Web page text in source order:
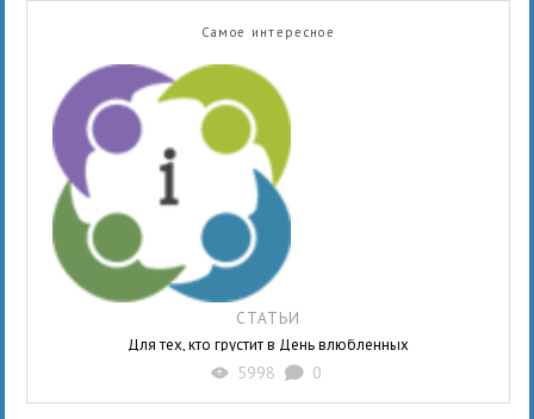
Самое интересное
СТАТЬИ
Для тех, кто грустит в День влюбленных
X 5998 K 0